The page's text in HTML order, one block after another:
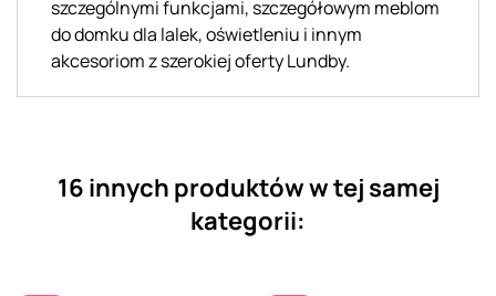
szczególnymi funkcjami, szczegółowym meblom
do domku dla lalek, oświetleniu i innym
akcesoriom z szerokiej oferty Lundby.
16 innych produktów w tej samej
kategorii: